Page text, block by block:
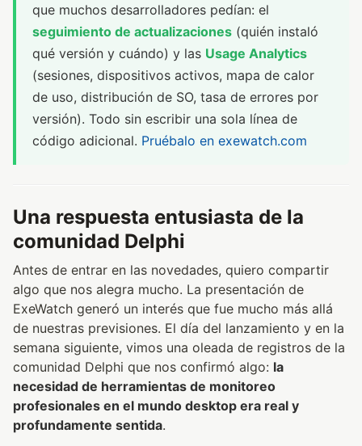
que muchos desarrolladores pedían: el
seguimiento de actualizaciones (quién instaló
qué versión y cuándo) y las Usage Analytics
(sesiones, dispositivos activos, mapa de calor
de uso, distribución de SO, tasa de errores por
versión). Todo sin escribir una sola línea de
código adicional. Pruébalo en exewatch.com
Una respuesta entusiasta de la
comunidad Delphi
Antes de entrar en las novedades, quiero compartir
algo que nos alegra mucho. La presentación de
ExeWatch generó un interés que fue mucho más allá
de nuestras previsiones. El día del lanzamiento y en la
semana siguiente, vimos una oleada de registros de la
comunidad Delphi que nos confirmó algo: la
necesidad de herramientas de monitoreo
profesionales en el mundo desktop era real y
profundamente sentida.